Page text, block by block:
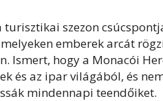
szezon
emberek arcát
Ismert, hogy a Monacói
és az ipar világából, és
mindennapi teendőiket.